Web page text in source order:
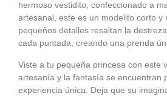
hermoso vestidito, confeccionado a
artesanal, este es un modelito corto
pequeños detalles resaltan la
cada puntada, creando una prenda
Viste a tu pequeña princesa con este
artesanía y la fantasía se encuentran
experiencia única. Deja que su